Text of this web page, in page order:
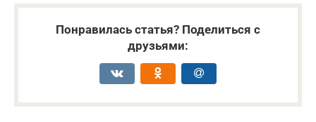
Понравилась статья? Поделиться с
друзьями: